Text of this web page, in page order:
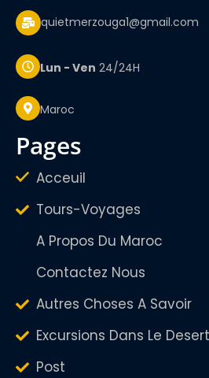
quietmerzouga1@gmail.com
Lun - Ven 24/24H
Maroc
pages
Acceuil
Tours-Voyages
A Propos Du Maroc
Contactez Nous
Autres Choses A Savoir
Excursions Dans Le
Post